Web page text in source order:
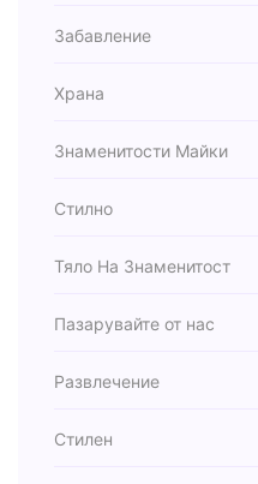
Забавление
Храна
Знаменитости Майки
Стилно
Тяло На Знаменитост
Пазарувайте от нас
Развлечение
Стилен